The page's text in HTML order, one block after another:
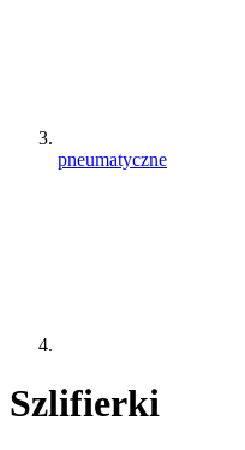
pneumatyczne
Szlifierki